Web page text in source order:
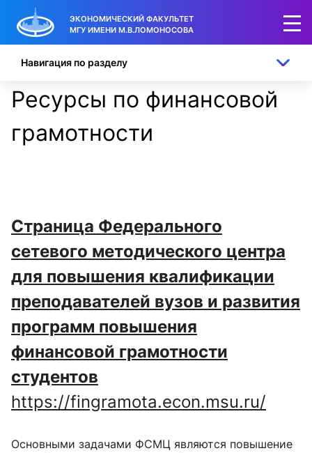
ЭКОНОМИЧЕСКИЙ ФАКУЛЬТЕТ
МГУ ИМЕНИ М.В.ЛОМОНОСОВА
Ресурсы по финансовой
грамотности
Навигация по разделу
Страница Федерального
сетевого методического центра
для повышения квалификации
преподавателей вузов и развития
программ повышения
финансовой грамотности
студентов
https://fingramota.econ.msu.ru/
Основными задачами ФСМЦ являются повышение